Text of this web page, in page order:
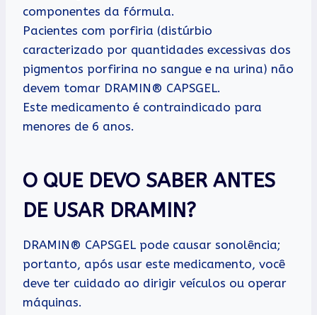
componentes da fórmula.
Pacientes com porfiria (distúrbio
caracterizado por quantidades excessivas dos
pigmentos porfirina no sangue e na urina) não
devem tomar DRAMIN® CAPSGEL.
Este medicamento é contraindicado para
menores de 6 anos.
O QUE DEVO SABER ANTES
DE USAR DRAMIN?
DRAMIN® CAPSGEL pode causar sonolência;
portanto, após usar este medicamento, você
deve ter cuidado ao dirigir veículos ou operar
máquinas.